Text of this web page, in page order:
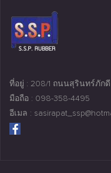
ที่อยู่ : 208/1 ถนนสุรินทร์ภัก
มือถือ : 098-358-4495
อีเมล :